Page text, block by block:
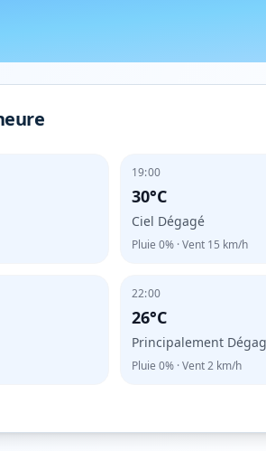
19:00
30°C
Ciel Dégagé
Pluie 0%· Vent 15 km/h
22:00
26°C
Principalement
Pluie 0%· Vent2km/h